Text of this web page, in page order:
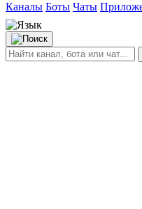
Каналы Боты Чаты